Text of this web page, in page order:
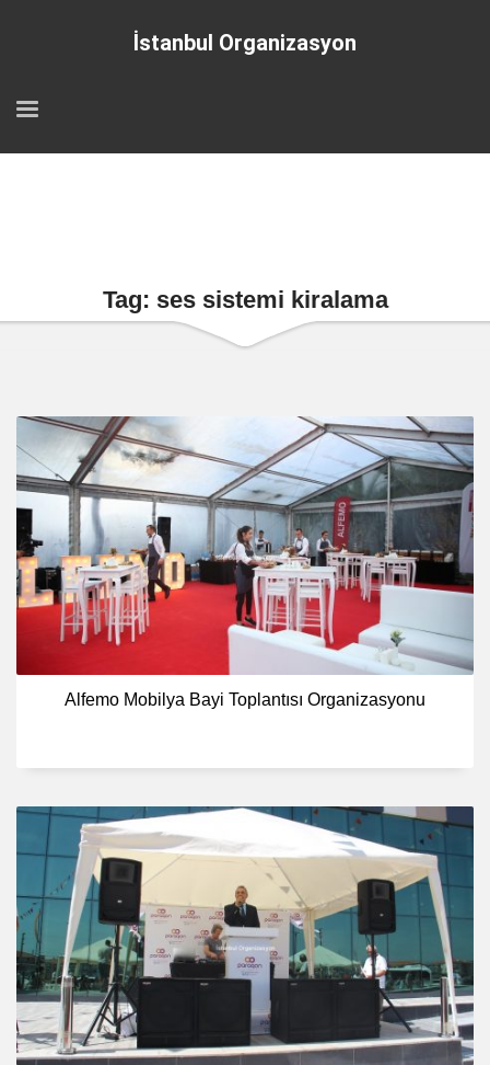
İstanbul Organizasyon
Tag: ses sistemi kiralama
Alfemo Mobilya Bayi Toplantısı Organizasyonu